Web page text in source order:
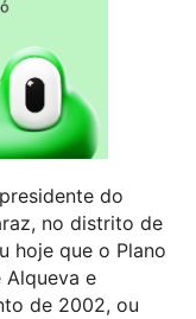
do
no distrito de
hoje que o Plano
Alqueva e
de 2002, ou